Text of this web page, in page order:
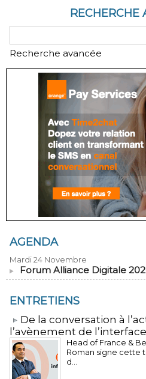
RECHERCHE
Recherche avancée
AGENDA
Mardi 24 Novembre
Forum Alliance Digitale
ENTRETIENS
​De la conversation à
l’avènement de
Head of France &
Roman signe cette
d...